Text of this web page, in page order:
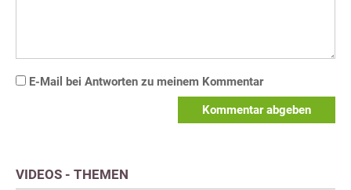
E-Mail bei Antworten zu meinem Kommentar
Kommentar abgeben
VIDEOS - THEMEN